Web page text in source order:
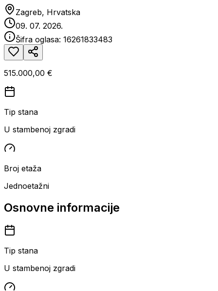
Zagreb, Hrvatska
09. 07. 2026.
Šifra oglasa: 16261833483
515.000,00 €
Tip stana
U stambenoj zgradi
Broj etaža
Jednoetažni
Osnovne informacije
Tip stana
U stambenoj zgradi